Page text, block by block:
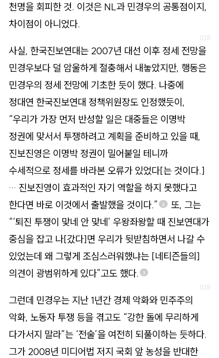
천명을 회피한 것. 이것은 NL과 민경우의 공통점이지,
차이점이 아니었다.
사실, 한국진보연대는 2007년 대선 이후 정세 전망을
민경우보다 덜 암울하게 절충해서 내놓았지만, 행동은
민경우의 정세 전망에 기초한 듯이 했다. 나중에
정대연 한국진보연대 정책위원장도 인정했듯이,
“우리가 가장 먼저 반성할 일은 대중들은 이명박
정권에 맞서서 투쟁하려고 계획을 준비하고 있을 때,
진보진영은 이명박 정권이 밀어붙일 테니까
수세적으로 정세를 바라본 오류가 있었다[는 것이다.]
… 진보진영이 효과적인 자기 역할을 하지 못했다고
한다면 바로 이것에서 출발했을 것이다.”
2
또, 그는
“‘퇴진 투쟁이 맞네 안 맞네’ 우왕좌왕할 때 진보연대가
중심을 잡고 나[갔다]면 우리가 뒷받침하면서 나갈 수
있었는데 왜 그렇게 조심스러워했냐는 [네티즌들의]
의견이 광범위하게 있다”고도 했다.
3
그런데 민경우는 지난 1년간 경제 악화와 민주주의
악화, 노동자 투쟁 등을 겪고도 “강한 돌에 무리하게
다가서지 말라”는 ‘전술’을 여전히 되풀이하는 듯하다.
그가 2008년 미디어법 저지 국회 앞 농성을 반대한